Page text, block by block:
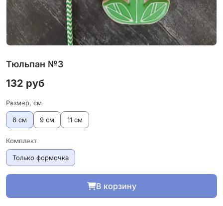
Тюльпан №3
132 руб
Размер, см
8 см 9 см 11 см
Комплект
Только формочка
В корзину